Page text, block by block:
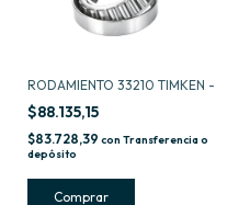
RODAMIENTO 33210 TIMKEN -
$88.135,15
$83.728,39 con Transferencia o
depósito